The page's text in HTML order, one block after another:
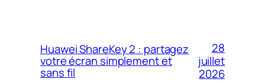
Huawei ShareKey 2 : partagez
votre écran simplement et
sans fil
28
juillet
2026